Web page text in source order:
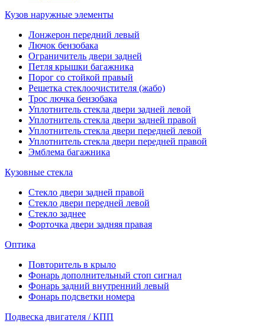
Кузов наружные элементы
Лонжерон передний левый
Лючок бензобака
Ограничитель двери задней
Петля крышки багажника
Порог со стойкой правый
Решетка стеклоочистителя (жабо)
Трос лючка бензобака
Уплотнитель стекла двери задней левой
Уплотнитель стекла двери задней правой
Уплотнитель стекла двери передней левой
Уплотнитель стекла двери передней правой
Эмблема багажника
Кузовные стекла
Стекло двери задней правой
Стекло двери передней левой
Стекло заднее
Форточка двери задняя правая
Оптика
Повторитель в крыло
Фонарь дополнительный стоп сигнал
Фонарь задний внутренний левый
Фонарь подсветки номера
Подвеска двигателя / КПП